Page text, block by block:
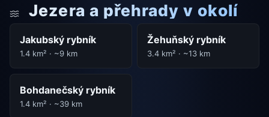
Jezera a přehrady v okolí
Jakubský rybník
1.4 km² · ~9 km
Žehuňský rybník
3.4 km² · ~13 km
Bohdanečský rybník
1.4 km² · ~39 km